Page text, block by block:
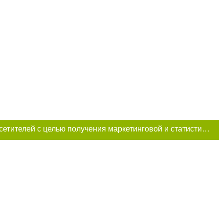
Этот сайт использует «cookies». Также сайт использует интернет-сервис для сбора технических данных касательно посетителей с целью получения маркетинговой и статистической информации. Условия обработки данных посетителей сайта см.